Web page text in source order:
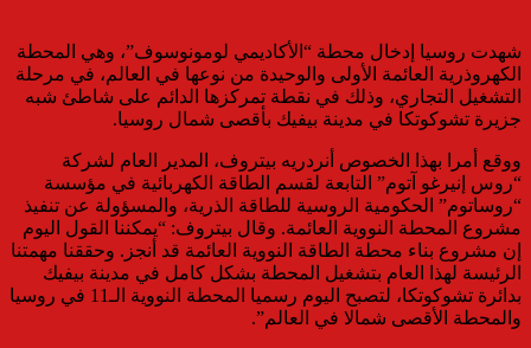
شهدت روسيا إدخال محطة “الأكاديمي لومونوسوف”، وهي المحطة
الكهروذرية العائمة الأولى والوحيدة من نوعها في العالم، في مرحلة
التشغيل التجاري، وذلك في نقطة تمركزها الدائم على شاطئ شبه
جزيرة تشوكوتكا في مدينة بيفيك بأقصى شمال روسيا.
ووقع أمرا بهذا الخصوص أنردريه بيتروف، المدير العام لشركة
“روس إنيرغو آتوم” التابعة لقسم الطاقة الكهربائية في مؤسسة
“روساتوم” الحكومية الروسية للطاقة الذرية، والمسؤولة عن تنفيذ
مشروع المحطة النووية العائمة. وقال بيتروف: “يمكننا القول اليوم
إن مشروع بناء محطة الطاقة النووية العائمة قد أنجز. وحققنا مهمتنا
الرئيسة لهذا العام بتشغيل المحطة بشكل كامل في مدينة بيفيك
بدائرة تشوكوتكا، لتصبح اليوم رسميا المحطة النووية الـ11 في روسيا
والمحطة الأقصى شمالا في العالم”.